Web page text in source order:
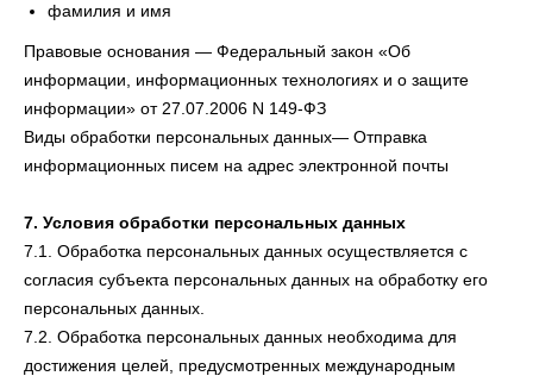
фамилия и имя
Правовые основания — Федеральный закон «Об
информации, информационных технологиях и о защите
информации» от 27.07.2006 N 149-ФЗ
Виды обработки персональных данных— Отправка
информационных писем на адрес электронной почты
7. Условия обработки персональных данных
7.1. Обработка персональных данных осуществляется с
согласия субъекта персональных данных на обработку его
персональных данных.
7.2. Обработка персональных данных необходима для
достижения целей, предусмотренных международным